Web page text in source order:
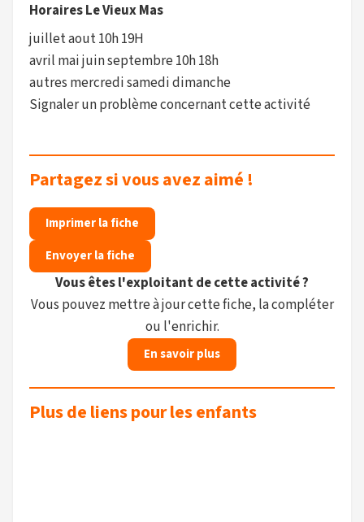
Horaires Le Vieux Mas
juillet aout 10h 19H
avril mai juin septembre 10h 18h
autres mercredi samedi dimanche
Signaler un problème concernant cette activité
Partagez si vous avez aimé !
Imprimer la fiche
Envoyer la fiche
Vous êtes l'exploitant de cette activité ?
Vous pouvez mettre à jour cette fiche, la compléter
ou l'enrichir.
En savoir plus
Plus de liens pour les enfants